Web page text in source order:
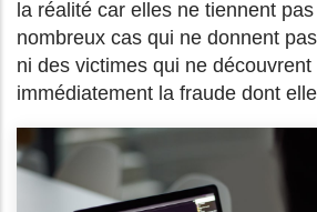
la réalité car elles ne tiennent
nombreux cas qui ne donnent
ni des victimes qui ne découvrent
immédiatement la fraude dont